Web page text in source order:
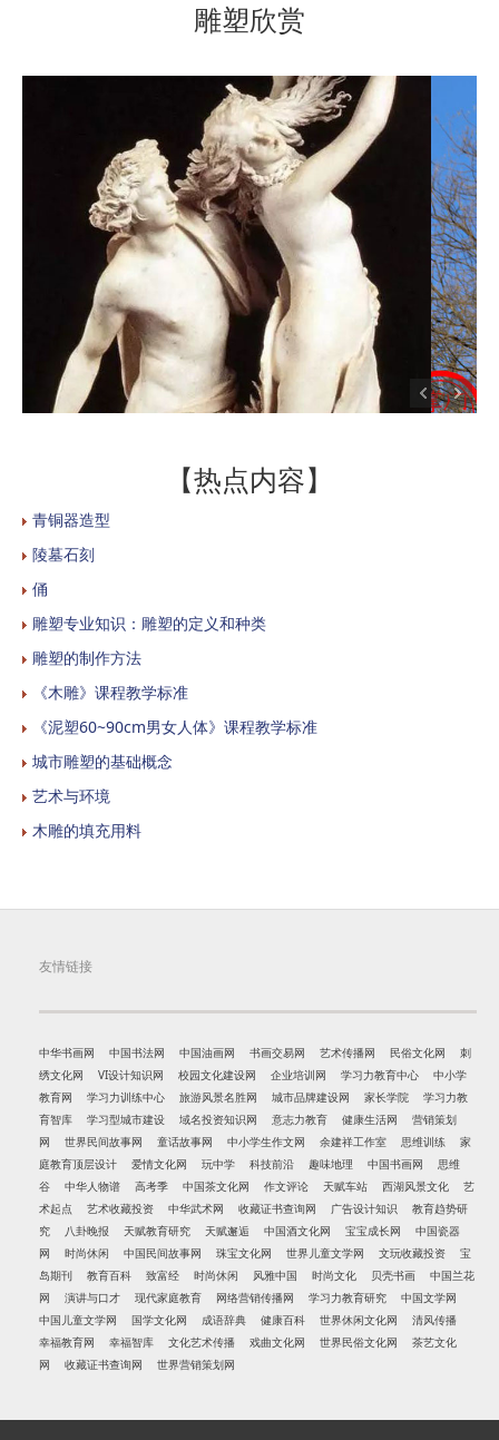
雕塑欣赏
【热点内容】
青铜器造型
陵墓石刻
俑
雕塑专业知识：雕塑的定义和种类
雕塑的制作方法
《木雕》课程教学标准
《泥塑60~90cm男女人体》课程教学标准
城市雕塑的基础概念
艺术与环境
木雕的填充用料
友情链接
中华书画网 中国书法网 中国油画网 书画交易网 艺术传播网 民俗文化网
刺
绣文化网
VI设计知识网 校园文化建设网 企业培训网 学习力教育中心
中小学
教育网
学习力训练中心 旅游风景名胜网 城市品牌建设网 家长学院
学习力教
育智库
学习型城市建设 域名投资知识网 意志力教育 健康生活网
营销策划
网
世界民间故事网 童话故事网 中小学生作文网 余建祥工作室 思维训练
家
庭教育顶层设计
爱情文化网 玩中学 科技前沿 趣味地理 中国书画网
思维
谷
中华人物谱 高考季 中国茶文化网 作文评论 天赋车站 西湖风景文化
艺
术起点
艺术收藏投资 中华武术网 收藏证书查询网 广告设计知识
教育趋势研
究
八卦晚报 天赋教育研究 天赋邂逅 中国酒文化网 宝宝成长网
中国瓷器
网
时尚休闲 中国民间故事网 珠宝文化网 世界儿童文学网 文玩收藏投资
宝
岛期刊
教育百科 致富经 时尚休闲 风雅中国 时尚文化 贝壳书画
中国兰花
网
演讲与口才 现代家庭教育 网络营销传播网 学习力教育研究
中国文学网
中国儿童文学网
国学文化网 成语辞典 健康百科 世界休闲文化网
清风传播
幸福教育网
幸福智库 文化艺术传播 戏曲文化网 世界民俗文化网
茶艺文化
网
收藏证书查询网 世界营销策划网